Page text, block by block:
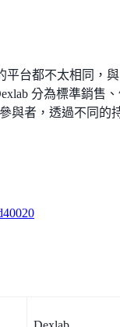
平台都不太相同，與
分為標準銷售
與者，透過不同的